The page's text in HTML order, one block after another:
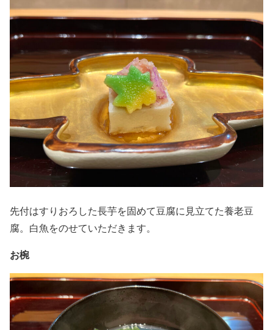
先付はすりおろした長芋を固めて豆腐に見立てた養老豆
腐。白魚をのせていただきます。
お椀